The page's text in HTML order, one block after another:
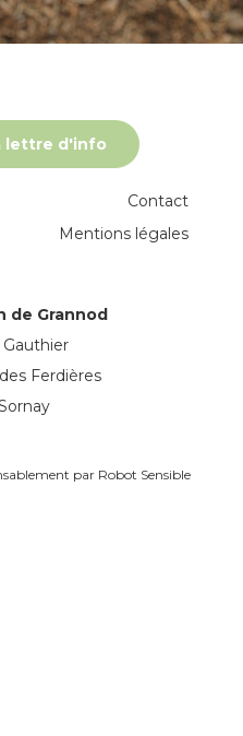
de Grannod
Ferdières
lettre d'info
Contact
Mentions légales
par Robot Sensible